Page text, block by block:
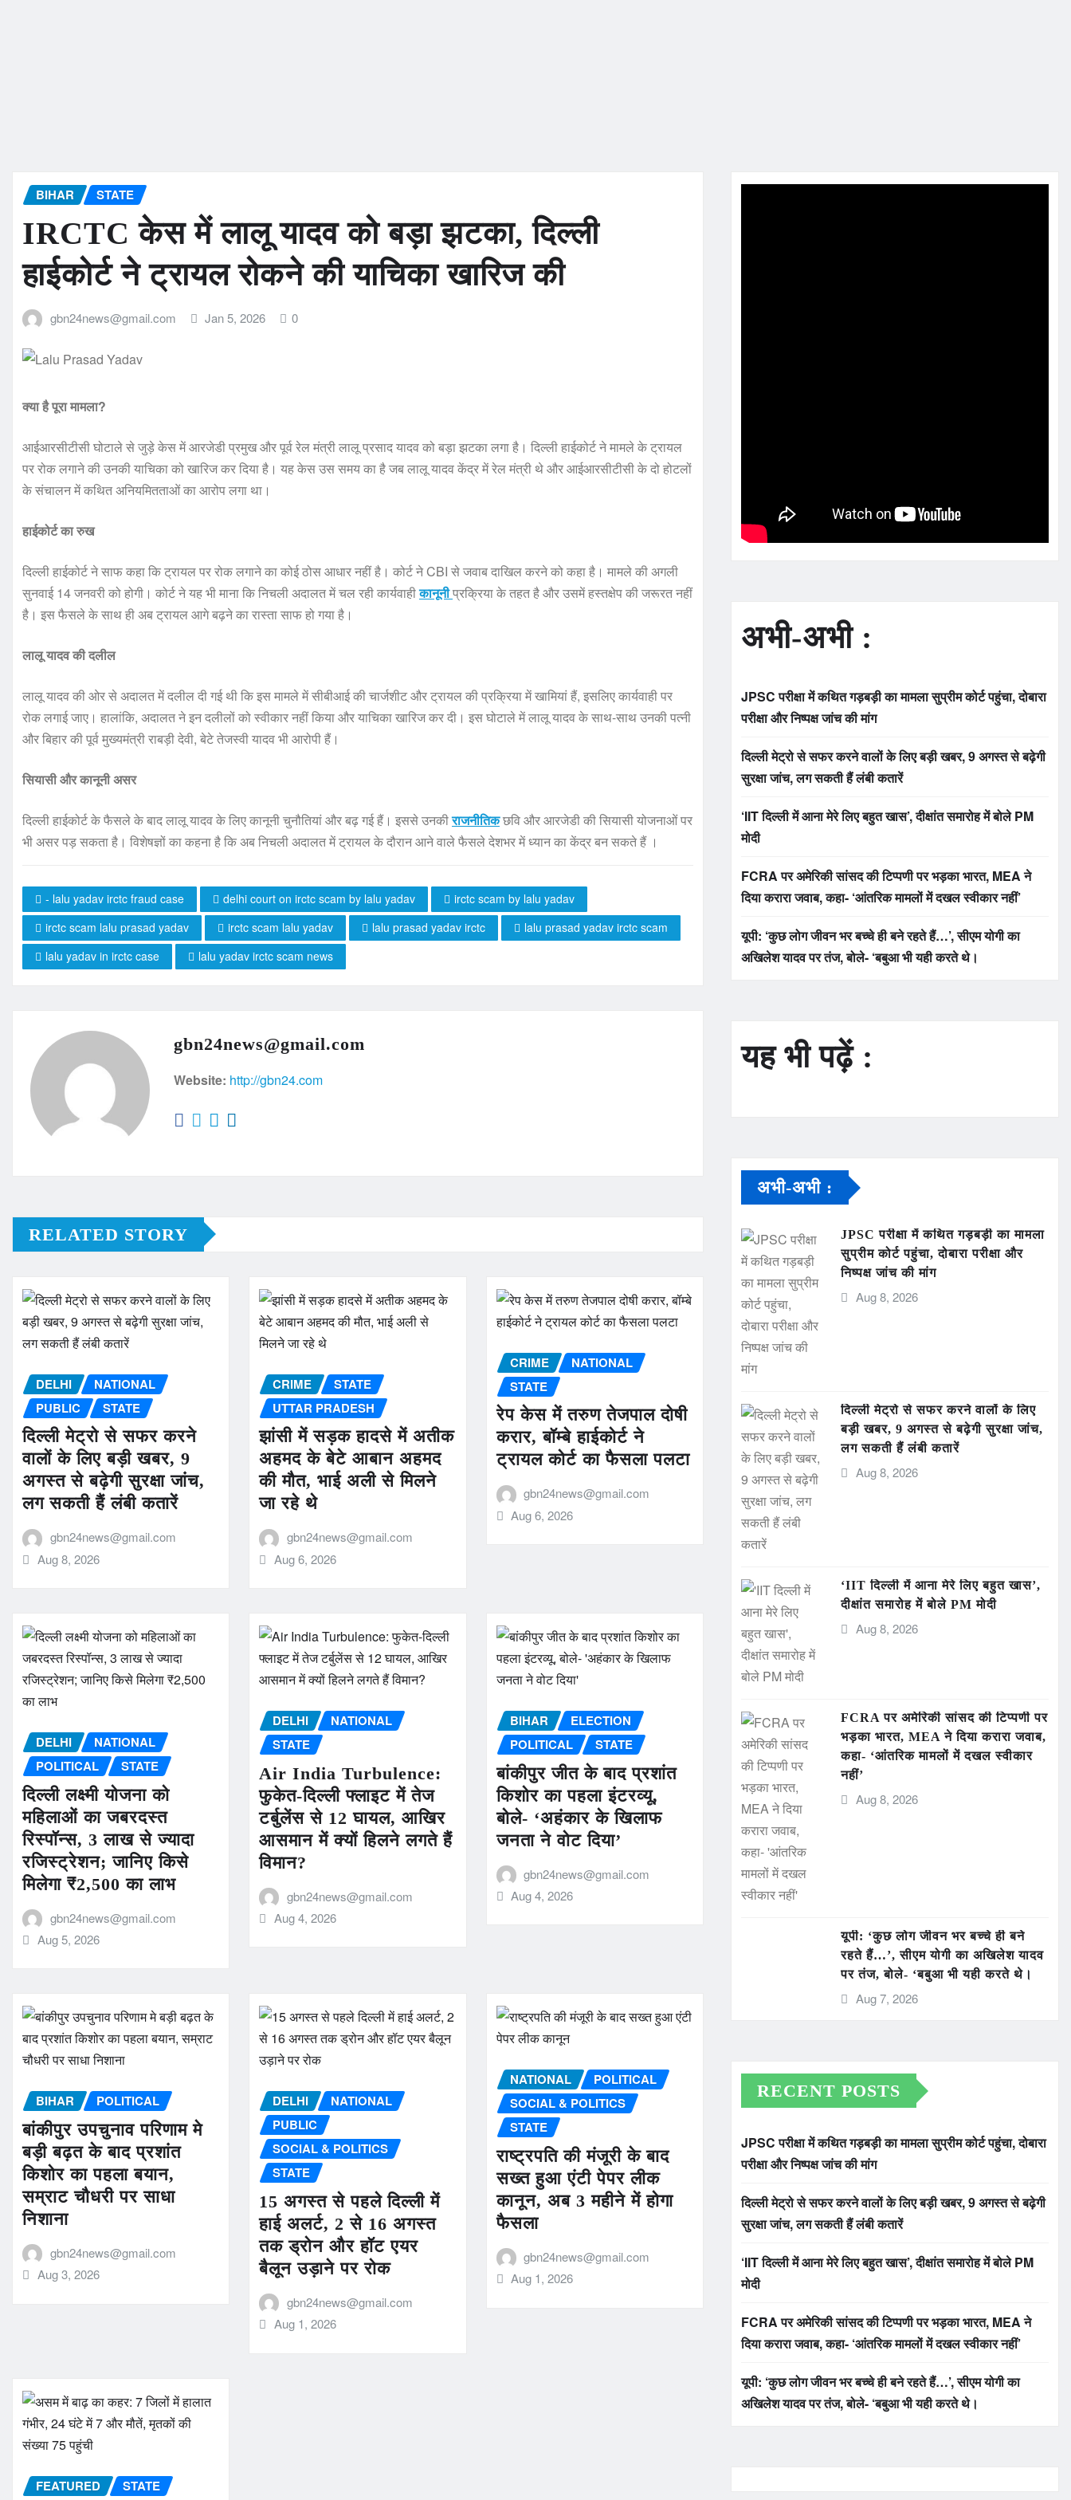
BIHAR STATE
IRCTC केस में लालू यादव को बड़ा झटका, दिल्ली
हाईकोर्ट ने ट्रायल रोकने की याचिका खारिज की
gbn24news@gmail.com Jan 5, 2026 0
क्या है पूरा मामला?
आईआरसीटीसी घोटाले से जुड़े केस में आरजेडी प्रमुख और पूर्व रेल मंत्री लालू प्रसाद यादव को बड़ा झटका लगा है। दिल्ली हाईकोर्ट ने मामले के ट्रायल
पर रोक लगाने की उनकी याचिका को खारिज कर दिया है। यह केस उस समय का है जब लालू यादव केंद्र में रेल मंत्री थे और आईआरसीटीसी के दो होटलों
के संचालन में कथित अनियमितताओं का आरोप लगा था।
हाईकोर्ट का रुख
दिल्ली हाईकोर्ट ने साफ कहा कि ट्रायल पर रोक लगाने का कोई ठोस आधार नहीं है। कोर्ट ने CBI से जवाब दाखिल करने को कहा है। मामले की अगली
सुनवाई 14 जनवरी को होगी। कोर्ट ने यह भी माना कि निचली अदालत में चल रही कार्यवाहीकानूनीप्रक्रिया के तहत है और उसमें हस्तक्षेप की जरूरत नहीं
है। इस फैसले के साथ ही अब ट्रायल आगे बढ़ने का रास्ता साफ हो गया है।
लालू यादव की दलील
लालू यादव की ओर से अदालत में दलील दी गई थी कि इस मामले में सीबीआई की चार्जशीट और ट्रायल की प्रक्रिया में खामियां हैं, इसलिए कार्यवाही पर
रोक लगाई जाए। हालांकि, अदालत ने इन दलीलों को स्वीकार नहीं किया और याचिका खारिज कर दी। इस घोटाले में लालू यादव के साथ-साथ उनकी पत्नी
और बिहार की पूर्व मुख्यमंत्री राबड़ी देवी, बेटे तेजस्वी यादव भी आरोपी हैं।
सियासी और कानूनी असर
दिल्ली हाईकोर्ट के फैसले के बाद लालू यादव के लिए कानूनी चुनौतियां और बढ़ गई हैं। इससे उनकीराजनीतिकछवि और आरजेडी की सियासी योजनाओं पर
भी असर पड़ सकता है। विशेषज्ञों का कहना है कि अब निचली अदालत में ट्रायल के दौरान आने वाले फैसले देशभर में ध्यान का केंद्र बन सकते हैं ।
- lalu yadav irctc fraud case delhi court on irctc scam by lalu yadav
irctc scam by lalu yadav
irctc scam lalu prasad yadav
irctc scam lalu yadav lalu prasad yadav irctc
lalu prasad yadav irctc scam
lalu yadav in irctc case
lalu yadav irctc scam news
gbn24news@gmail.com
Website: http://gbn24.com
RELATED STORY
DELHI
NATIONAL
PUBLIC
STATE
दिल्ली मेट्रो से सफर करने
वालों के लिए बड़ी खबर, 9
अगस्त से बढ़ेगी सुरक्षा जांच,
लग सकती हैं लंबी कतारें
gbn24news@gmail.com
Aug 8, 2026
CRIME
STATE
UTTAR PRADESH
झांसी में सड़क हादसे में अतीक
अहमद के बेटे आबान अहमद
की मौत, भाई अली से मिलने
जा रहे थे
gbn24news@gmail.com
Aug 6, 2026
CRIME
NATIONAL
STATE
रेप केस में तरुण तेजपाल दोषी
करार, बॉम्बे हाईकोर्ट ने
ट्रायल कोर्ट का फैसला पलटा
gbn24news@gmail.com
Aug 6, 2026
DELHI
NATIONAL
POLITICAL
STATE
दिल्ली लक्ष्मी योजना को
महिलाओं का जबरदस्त
रिस्पॉन्स, 3 लाख से ज्यादा
रजिस्ट्रेशन; जानिए किसे
मिलेगा ₹2,500 का लाभ
gbn24news@gmail.com
Aug 5, 2026
DELHI
NATIONAL
STATE
Air India Turbulence:
फुकेत-दिल्ली फ्लाइट में तेज
टर्बुलेंस से 12 घायल, आखिर
आसमान में क्यों हिलने लगते हैं
विमान?
gbn24news@gmail.com
Aug 4, 2026
BIHAR
ELECTION
POLITICAL
STATE
बांकीपुर जीत के बाद प्रशांत
किशोर का पहला इंटरव्यू,
बोले- ‘अहंकार के खिलाफ
जनता ने वोट दिया’
gbn24news@gmail.com
Aug 4, 2026
BIHAR POLITICAL
बांकीपुर उपचुनाव परिणाम मे
बड़ी बढ़त के बाद प्रशांत
किशोर का पहला बयान,
सम्राट चौधरी पर साधा
निशाना
gbn24news@gmail.com
Aug 3, 2026
DELHI
NATIONAL
PUBLIC
SOCIAL & POLITICS
STATE
15 अगस्त से पहले दिल्ली में
हाई अलर्ट, 2 से 16 अगस्त
तक ड्रोन और हॉट एयर
बैलून उड़ाने पर रोक
gbn24news@gmail.com
Aug 1, 2026
NATIONAL
POLITICAL
SOCIAL & POLITICS
STATE
राष्ट्रपति की मंजूरी के बाद
सख्त हुआ एंटी पेपर लीक
कानून, अब 3 महीने में होगा
फैसला
gbn24news@gmail.com
Aug 1, 2026
FEATURED STATE
अभी-अभी :
JPSC परीक्षा में कथित गड़बड़ी का मामला सुप्रीम कोर्ट पहुंचा, दोबारा
परीक्षा और निष्पक्ष जांच की मांग
दिल्ली मेट्रो से सफर करने वालों के लिए बड़ी खबर, 9 अगस्त से बढ़ेगी
सुरक्षा जांच, लग सकती हैं लंबी कतारें
‘IIT दिल्ली में आना मेरे लिए बहुत खास’, दीक्षांत समारोह में बोले PM
मोदी
FCRA पर अमेरिकी सांसद की टिप्पणी पर भड़का भारत, MEA ने
दिया करारा जवाब, कहा- ‘आंतरिक मामलों में दखल स्वीकार नहीं’
यूपी: ‘कुछ लोग जीवन भर बच्चे ही बने रहते हैं…’, सीएम योगी का
अखिलेश यादव पर तंज, बोले- ‘बबुआ भी यही करते थे।
यह भी पढ़ें :
अभी-अभी :
JPSC परीक्षा में कथित गड़बड़ी का मामला
सुप्रीम कोर्ट पहुंचा, दोबारा परीक्षा और
निष्पक्ष जांच की मांग
Aug 8, 2026
दिल्ली मेट्रो से सफर करने वालों के लिए
बड़ी खबर, 9 अगस्त से बढ़ेगी सुरक्षा जांच,
लग सकती हैं लंबी कतारें
Aug 8, 2026
‘IIT दिल्ली में आना मेरे लिए बहुत खास’,
दीक्षांत समारोह में बोले PM मोदी
Aug 8, 2026
FCRA पर अमेरिकी सांसद की टिप्पणी पर
भड़का भारत, MEA ने दिया करारा जवाब,
कहा- ‘आंतरिक मामलों में दखल स्वीकार
नहीं’
Aug 8, 2026
यूपी: ‘कुछ लोग जीवन भर बच्चे ही बने
रहते हैं…’, सीएम योगी का अखिलेश यादव
पर तंज, बोले- ‘बबुआ भी यही करते थे।
Aug 7, 2026
RECENT POSTS
JPSC परीक्षा में कथित गड़बड़ी का मामला सुप्रीम कोर्ट पहुंचा, दोबारा
परीक्षा और निष्पक्ष जांच की मांग
दिल्ली मेट्रो से सफर करने वालों के लिए बड़ी खबर, 9 अगस्त से बढ़ेगी
सुरक्षा जांच, लग सकती हैं लंबी कतारें
‘IIT दिल्ली में आना मेरे लिए बहुत खास’, दीक्षांत समारोह में बोले PM
मोदी
FCRA पर अमेरिकी सांसद की टिप्पणी पर भड़का भारत, MEA ने
दिया करारा जवाब, कहा- ‘आंतरिक मामलों में दखल स्वीकार नहीं’
यूपी: ‘कुछ लोग जीवन भर बच्चे ही बने रहते हैं…’, सीएम योगी का
अखिलेश यादव पर तंज, बोले- ‘बबुआ भी यही करते थे।